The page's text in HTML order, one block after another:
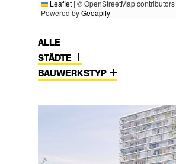
Leaflet | © OpenStreetMap
Powered byGeoapify
ALLE
STÄDTE
BAUWERKSTYP